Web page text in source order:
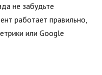
не забудьте
работает правильно,
или Google